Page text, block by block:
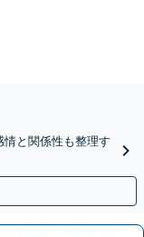
と関係性も整理す